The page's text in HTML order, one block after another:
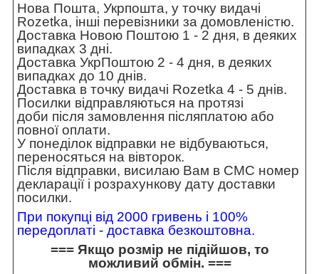
Нова Пошта, Укрпошта, у точку видачі
Rozetka, інші перевізники за домовленістю.
Доставка Новою Поштою 1 - 2 дня, в деяких
випадках 3 дні.
Доставка УкрПоштою 2 - 4 дня, в деяких
випадках до 10 днів.
Доставка в точку видачі Rozetka 4 - 5 днів.
Посилки відправляються на протязі
доби після замовлення післяплатою або
повної оплати.
У понеділок відправки не відбуваються,
переносяться на вівторок.
Після відправки, висилаю Вам в СМС номер
декларації і розрахункову дату доставки
посилки.
При покупці від 2000 гривень і 100%
передоплаті - доставка безкоштовна.
=== Якщо розмір не підійшов, то
можливий обмін. ===